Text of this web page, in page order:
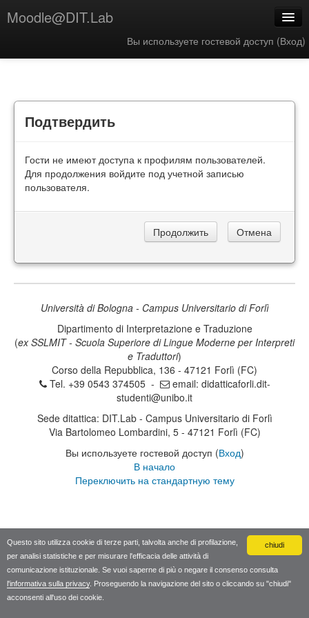
chiudi
Questo sito utilizza cookie di terze parti, talvolta anche di profilazione,
per analisi statistiche e per misurare l'efficacia delle attività di
comunicazione istituzionale. Se vuoi saperne di più o negare il consenso consulta
l'informativa sulla privacy. Proseguendo la navigazione del sito o cliccando su "chiudi"
acconsenti all'uso dei cookie.
Moodle@DIT.Lab
Вы используете гостевой доступ (Вход)
Подтвердить
Гости не имеют доступа к профилям пользователей.
Для продолжения войдите под учетной записью
пользователя.
Università di Bologna - Campus Universitario di Forlì
Dipartimento di Interpretazione e Traduzione
(ex SSLMIT - Scuola Superiore di Lingue Moderne per Interpreti
e Traduttori)
Corso della Repubblica, 136 - 47121 Forlì (FC)
Tel. +39 0543 374505 -
email: didatticaforli.dit-
studenti@unibo.it
Sede ditattica: DIT.Lab - Campus Universitario di Forlì
Via Bartolomeo Lombardini, 5 - 47121 Forlì (FC)
Вы используете гостевой доступ (Вход)
В начало
Переключить на стандартную тему